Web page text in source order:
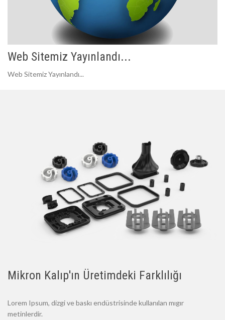
Web Sitemiz Yayınlandı...
Web Sitemiz Yayınlandı...
Mikron Kalıp'ın Üretimdeki Farklılığı
Lorem Ipsum, dizgi ve baskı endüstrisinde kullanılan mıgır
metinlerdir.